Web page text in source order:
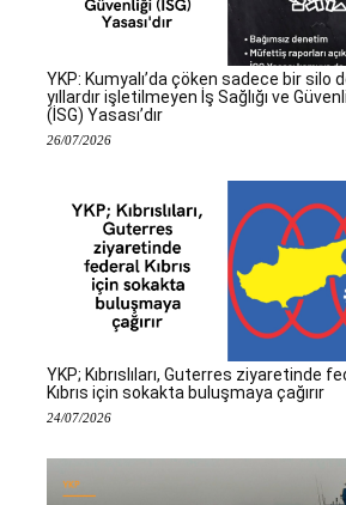
YKP: Kumyalı’da çöken sadece bir silo
yıllardır işletilmeyen İş Sağlığı ve
(İSG) Yasası’dır
26/07/2026
YKP; Kıbrıslıları, Guterres ziyaretinde
Kıbrıs için sokakta buluşmaya çağırır
24/07/2026